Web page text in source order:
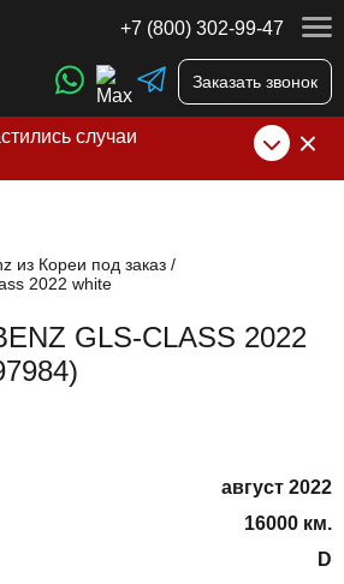
+7 (800) 302-99-47
Заказать звонок
случаи
контактам, указанным в соц сетях
из Кореи под заказ
2022 white
GLS-CLASS 2022
август 2022
16000 км.
D